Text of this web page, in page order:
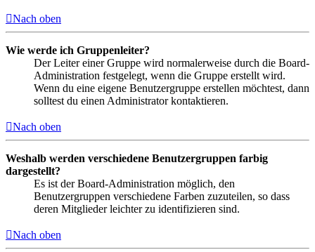
Nach oben
Wie werde ich Gruppenleiter?
Der Leiter einer Gruppe wird normalerweise durch die Board-
Administration festgelegt, wenn die Gruppe erstellt wird.
Wenn du eine eigene Benutzergruppe erstellen möchtest, dann
solltest du einen Administrator kontaktieren.
Nach oben
Weshalb werden verschiedene Benutzergruppen farbig
dargestellt?
Es ist der Board-Administration möglich, den
Benutzergruppen verschiedene Farben zuzuteilen, so dass
deren Mitglieder leichter zu identifizieren sind.
Nach oben